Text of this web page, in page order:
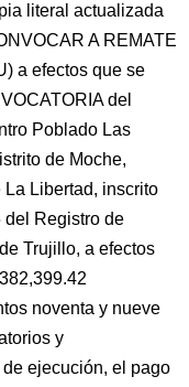
literal actualizada
A REMATE
a efectos que se
del
Poblado Las
de Moche,
Libertad, inscrito
del Registro de
Trujillo, a efectos
noventa y nueve
y
ejecución, el pago